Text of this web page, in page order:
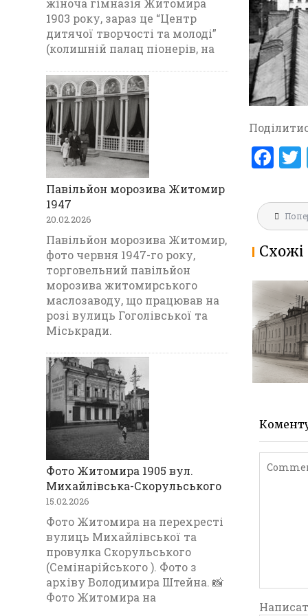
F
ce
b
o
k
записів
Схожі
1903
жіноча гімназія Житомира
1903 року, зараз це “Центр
дитячої творчості та молоді”
(колишній палац піонерів, на
Павільйон морозива Житомир
1947
20.02.2026
Павільйон морозива Житомир,
фото червня 1947-го року,
торговельний павільйон
морозива житомирського
маслозаводу, що працював на
розі вулиць Гоголівської та
Міськради.
Фото Житомира 1905 вул.
Михайлівська-Скорульського
15.02.2026
Фото Житомира на перехресті
вулиць Михайлівської та
провулка Скорульського
(Семінарійського ). Фото з
архіву Володимира Штейна. 📸
Фото Житомира на